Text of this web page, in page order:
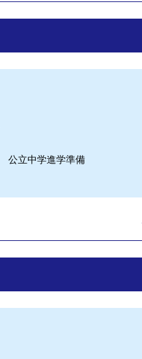
公立中学進学準備